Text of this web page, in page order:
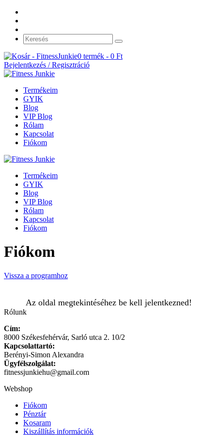
0 termék - 0 Ft
Bejelentkezés / Regisztráció
Termékeim
GYIK
Blog
VIP Blog
Rólam
Kapcsolat
Fiókom
Termékeim
GYIK
Blog
VIP Blog
Rólam
Kapcsolat
Fiókom
Fiókom
Vissza a programhoz
Az oldal megtekintéséhez be kell jelentkezned!
Rólunk
Cím:
8000 Székesfehérvár, Sarló utca 2. 10/2
Kapcsolattartó:
Berényi-Simon Alexandra
Ügyfélszolgálat:
fitnessjunkiehu@gmail.com
Webshop
Fiókom
Pénztár
Kosaram
Kiszállítás információk